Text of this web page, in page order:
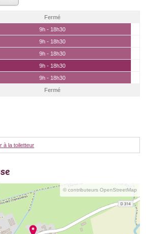
Fermé
9h - 18h30
9h - 18h30
9h - 18h30
9h - 18h30
9h - 18h30
Fermé
à la toiletteur
© contributeurs OpenStreetMap